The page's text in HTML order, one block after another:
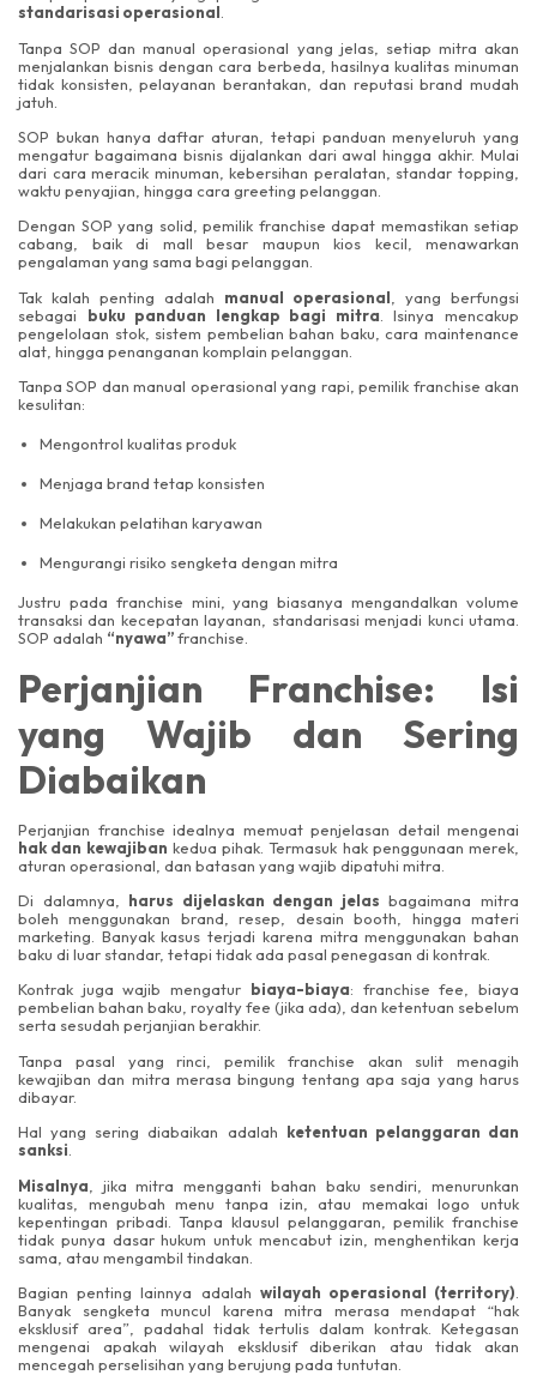
standarisasi operasional.
Tanpa SOP dan manual operasional yang jelas, setiap mitra akan
menjalankan bisnis dengan cara berbeda, hasilnya kualitas minuman
tidak konsisten, pelayanan berantakan, dan reputasi brand mudah
jatuh.
SOP bukan hanya daftar aturan, tetapi panduan menyeluruh yang
mengatur bagaimana bisnis dijalankan dari awal hingga akhir. Mulai
dari cara meracik minuman, kebersihan peralatan, standar topping,
waktu penyajian, hingga cara greeting pelanggan.
Dengan SOP yang solid, pemilik franchise dapat memastikan setiap
cabang, baik di mall besar maupun kios kecil, menawarkan
pengalaman yang sama bagi pelanggan.
Tak kalah penting adalah manual operasional , yang berfungsi
sebagai buku panduan lengkap bagi mitra . Isinya mencakup
pengelolaan stok, sistem pembelian bahan baku, cara maintenance
alat, hingga penanganan komplain pelanggan.
Tanpa SOP dan manual operasional yang rapi, pemilik franchise akan
kesulitan:
Mengontrol kualitas produk
Menjaga brand tetap konsisten
Melakukan pelatihan karyawan
Mengurangi risiko sengketa dengan mitra
Justru pada franchise mini, yang biasanya mengandalkan volume
transaksi dan kecepatan layanan, standarisasi menjadi kunci utama.
SOP adalah “nyawa”franchise.
Perjanjian Franchise: Isi
yang Wajib dan Sering
Diabaikan
Perjanjian franchise idealnya memuat penjelasan detail mengenai
hak dan kewajiban kedua pihak. Termasuk hak penggunaan merek,
aturan operasional, dan batasan yang wajib dipatuhi mitra.
Di dalamnya, harus dijelaskan dengan jelas bagaimana mitra
boleh menggunakan brand, resep, desain booth, hingga materi
marketing. Banyak kasus terjadi karena mitra menggunakan bahan
baku di luar standar, tetapi tidak ada pasal penegasan di kontrak.
Kontrak juga wajib mengatur biaya-biaya: franchise fee, biaya
pembelian bahan baku, royalty fee (jika ada), dan ketentuan sebelum
serta sesudah perjanjian berakhir.
Tanpa pasal yang rinci, pemilik franchise akan sulit menagih
kewajiban dan mitra merasa bingung tentang apa saja yang harus
dibayar.
Hal yang sering diabaikan adalah ketentuan pelanggaran dan
sanksi
Misalnya , jika mitra mengganti bahan baku sendiri, menurunkan
kualitas, mengubah menu tanpa izin, atau memakai logo untuk
kepentingan pribadi. Tanpa klausul pelanggaran, pemilik franchise
tidak punya dasar hukum untuk mencabut izin, menghentikan kerja
sama, atau mengambil tindakan.
Bagian penting lainnya adalah wilayah operasional (territory)
Banyak sengketa muncul karena mitra merasa mendapat “hak
eksklusif area”, padahal tidak tertulis dalam kontrak. Ketegasan
mengenai apakah wilayah eksklusif diberikan atau tidak akan
mencegah perselisihan yang berujung pada tuntutan.